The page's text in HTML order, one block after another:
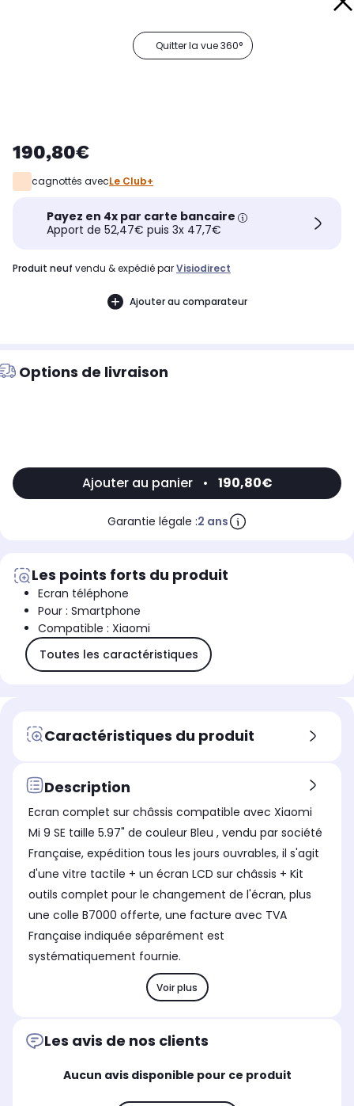
Quitter la vue 360°
190,80€
cagnottés avecLe Club+
Payez en 4x par carte bancaire
Apport de 52,47€ puis 3x 47,7€
produit neuf vendu & expédié parVisiodirect
Ajouter au comparateur
Options de livraison
Ajouter au panier • 190,80€
Garantie légale :2 ans
Les points forts du produit
Ecran téléphone
Pour : Smartphone
Compatible : Xiaomi
Toutes les caractéristiques
Caractéristiques du produit
Description
Ecran complet sur châssis compatible avec Xiaomi
Mi 9 SE taille 5.97" de couleur Bleu , vendu par société
Française, expédition tous les jours ouvrables, il s'agit
d'une vitre tactile + un écran LCD sur châssis + Kit
outils complet pour le changement de l'écran, plus
une colle B7000 offerte, une facture avec TVA
Française indiquée séparément est
systématiquement fournie.
Voir plus
Les avis de nos clients
Aucun avis disponible pour ce produit